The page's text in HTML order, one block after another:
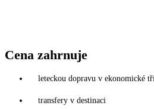
Cena zahrnuje
leteckou dopravu v ekonomické
transfery v destinaci